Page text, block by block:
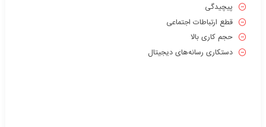
پیچیدگی
قطع ارتباطات اجتماعی
حجم کاری بالا
دستکاری رسانه‌های دیجیتال